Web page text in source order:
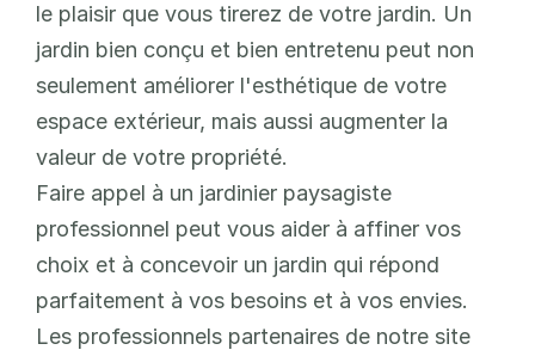
le plaisir que vous tirerez de votre jardin. Un
jardin bien conçu et bien entretenu peut non
seulement améliorer l'esthétique de votre
espace extérieur, mais aussi augmenter la
valeur de votre propriété.
Faire appel à un jardinier paysagiste
professionnel peut vous aider à affiner vos
choix et à concevoir un jardin qui répond
parfaitement à vos besoins et à vos envies.
Les professionnels partenaires de notre site